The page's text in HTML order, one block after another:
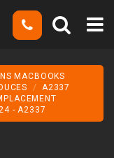
MACBOOKS
A2337
- A2337